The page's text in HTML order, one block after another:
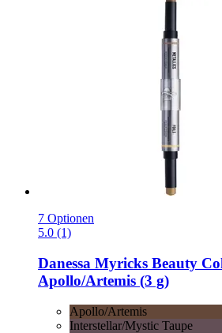
7 Optionen
5.0 (1)
Danessa Myricks Beauty
Apollo/Artemis (3 g)
Apollo/Artemis
Interstellar/Mystic Taupe